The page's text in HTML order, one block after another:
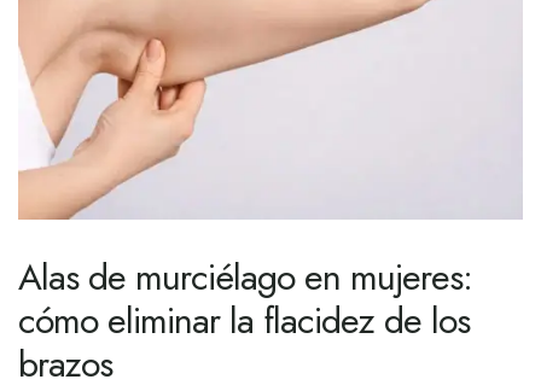
Alas de murciélago en mujeres:
cómo eliminar la flacidez de los
brazos